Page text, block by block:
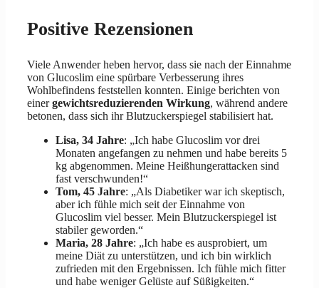
Positive Rezensionen
Viele Anwender heben hervor, dass sie nach der Einnahme
von Glucoslim eine spürbare Verbesserung ihres
Wohlbefindens feststellen konnten. Einige berichten von
einergewichtsreduzierenden Wirkung, während andere
betonen, dass sich ihr Blutzuckerspiegel stabilisiert hat.
Lisa, 34 Jahre: „Ich habe Glucoslim vor drei
Monaten angefangen zu nehmen und habe bereits 5
kg abgenommen. Meine Heißhungerattacken sind
fast verschwunden!“
Tom, 45 Jahre: „Als Diabetiker war ich skeptisch,
aber ich fühle mich seit der Einnahme von
Glucoslim viel besser. Mein Blutzuckerspiegel ist
stabiler geworden.“
Maria, 28 Jahre: „Ich habe es ausprobiert, um
meine Diät zu unterstützen, und ich bin wirklich
zufrieden mit den Ergebnissen. Ich fühle mich fitter
und habe weniger Gelüste auf Süßigkeiten.“